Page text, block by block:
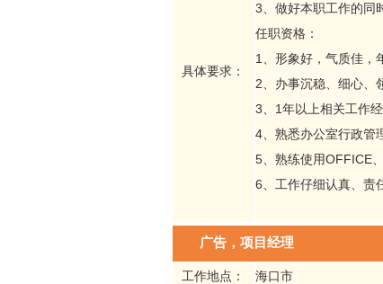
具体要求：
3、做好本职工作的同
任职资格：
1、形象好，气质佳，
2、办事沉稳、细心、
3、1年以上相关工作
4、熟悉办公室行政管
5、熟练使用OFFICE
6、工作仔细认真、责
广告，项目经理
工作地点： 海口市